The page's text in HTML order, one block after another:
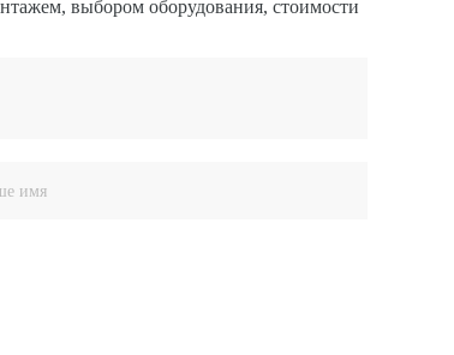
выбором оборудования, стоимости